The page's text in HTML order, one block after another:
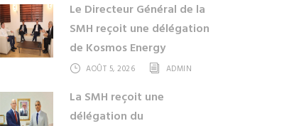
Le Directeur Général de la
SMH reçoit une délégation
de Kosmos Energy
AOÛT 5, 2026 ADMIN
La SMH reçoit une
délégation du